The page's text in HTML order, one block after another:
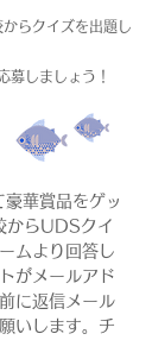
らクイズを出題し
募しましょう！
華賞品をゲッ
からUDSクイ
ムより回答し
がメールアド
に返信メール
いします。チ